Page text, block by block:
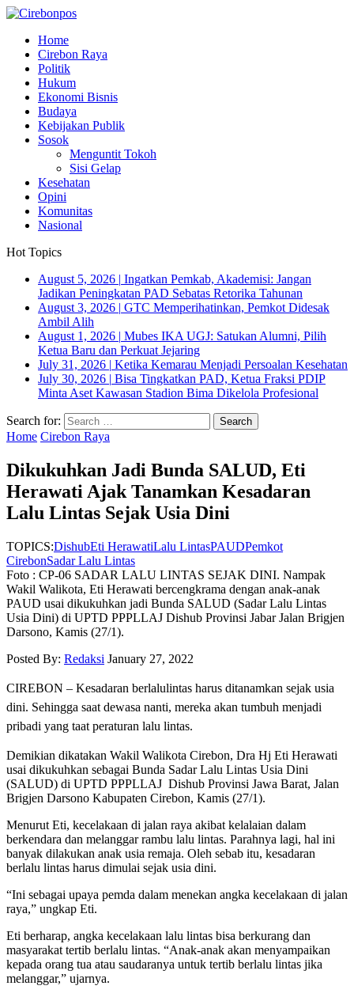
Home
Cirebon Raya
Politik
Hukum
Ekonomi Bisnis
Budaya
Kebijakan Publik
Sosok
Menguntit Tokoh
Sisi Gelap
Kesehatan
Opini
Komunitas
Nasional
Hot Topics
August 5, 2026 | Ingatkan Pemkab, Akademisi: Jangan
Jadikan Peningkatan PAD Sebatas Retorika Tahunan
August 3, 2026 | GTC Memperihatinkan, Pemkot Didesak
Ambil Alih
August 1, 2026 | Mubes IKA UGJ: Satukan Alumni, Pilih
Ketua Baru dan Perkuat Jejaring
July 31, 2026 | Ketika Kemarau Menjadi Persoalan Kesehatan
July 30, 2026 | Bisa Tingkatkan PAD, Ketua Fraksi PDIP
Minta Aset Kawasan Stadion Bima Dikelola Profesional
Search for:
Home Cirebon Raya
Dikukuhkan Jadi Bunda SALUD, Eti
Herawati Ajak Tanamkan Kesadaran
Lalu Lintas Sejak Usia Dini
TOPICS:DishubEti HerawatiLalu LintasPAUDPemkot
CirebonSadar Lalu Lintas
Foto : CP-06 SADAR LALU LINTAS SEJAK DINI. Nampak
Wakil Walikota, Eti Herawati bercengkrama dengan anak-anak
PAUD usai dikukuhkan jadi Bunda SALUD (Sadar Lalu Lintas
Usia Dini) di UPTD PPPLLAJ Dishub Provinsi Jabar Jalan Brigjen
Darsono, Kamis (27/1).
Posted By: Redaksi January 27, 2022
CIREBON – Kesadaran berlalulintas harus ditanamkan sejak usia
dini. Sehingga saat dewasa nanti, mereka akan tumbuh menjadi
pribadi yang taat peraturan lalu lintas.
Demikian dikatakan Wakil Walikota Cirebon, Dra Hj Eti Herawati
usai dikukuhkan sebagai Bunda Sadar Lalu Lintas Usia Dini
(SALUD) di UPTD PPPLLAJ Dishub Provinsi Jawa Barat, Jalan
Brigjen Darsono Kabupaten Cirebon, Kamis (27/1).
Menurut Eti, kecelakaan di jalan raya akibat kelalaian dalam
berkendara dan melanggar rambu lalu lintas. Parahnya lagi, hal ini
banyak dilakukan anak usia remaja. Oleh sebab itu, kesadaran
berlalu lintas harus dimulai sejak usia dini.
“Ini sebagai upaya pemda dalam menekan angka kecelakaan di jalan
raya,” ungkap Eti.
Eti berharap, angka kecelakaan lalu lintas bisa berkurang dan
masyarakat tertib berlalu lintas. “Anak-anak akan menyampaikan
kepada orang tua atau saudaranya untuk tertib berlalu lintas jika
melanggar,” ujarnya.